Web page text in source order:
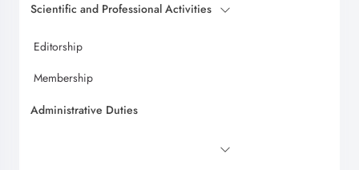
Scientific and Professional Activities
Editorship
Membership
Administrative Duties